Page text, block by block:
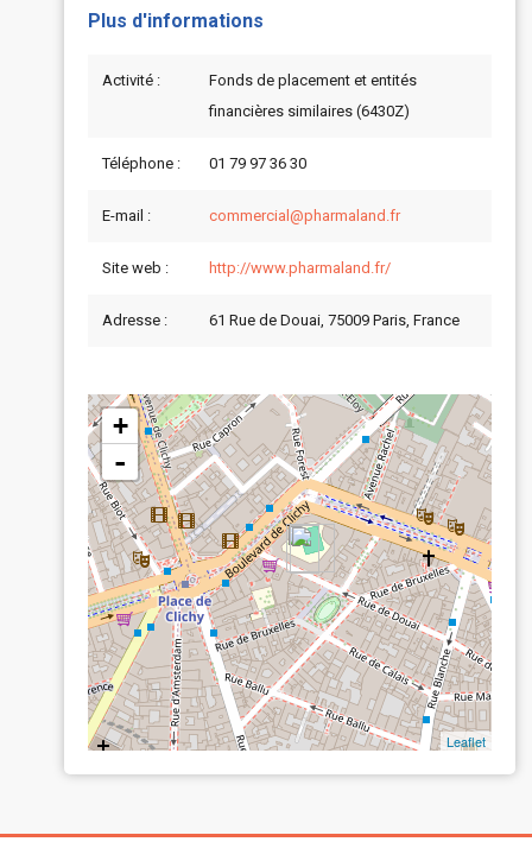
Plus d'informations
Activité :
Fonds de placement et entités
financières similaires (6430Z)
Téléphone : 01 79 97 36 30
E-mail : commercial@pharmaland.fr
Site web : http://www.pharmaland.fr/
Adresse : 61 Rue de Douai, 75009 Paris, France
+
-
Leaflet